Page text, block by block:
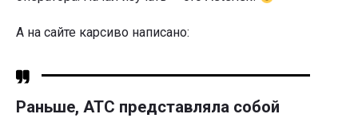
А на сайте карсиво написано:
Раньше, АТС представляла собой